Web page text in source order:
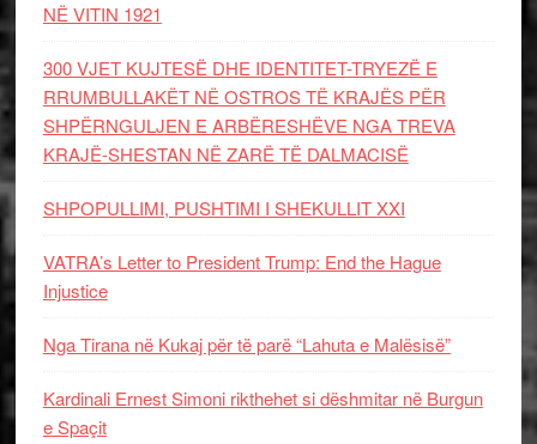
NË VITIN 1921
300 VJET KUJTESË DHE IDENTITET-TRYEZË E
RRUMBULLAKËT NË OSTROS TË KRAJËS PËR
SHPËRNGULJEN E ARBËRESHËVE NGA TREVA
KRAJË-SHESTAN NË ZARË TË DALMACISË
SHPOPULLIMI, PUSHTIMI I SHEKULLIT XXI
VATRA’s Letter to President Trump: End the Hague
Injustice
Nga Tirana në Kukaj për të parë “Lahuta e Malësisë”
Kardinali Ernest Simoni rikthehet si dëshmitar në Burgun
e Spaçit